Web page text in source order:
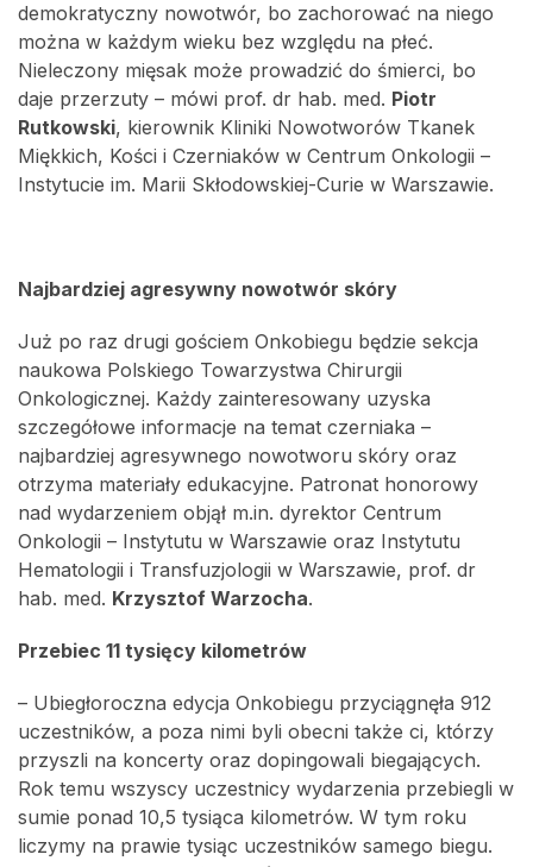
demokratyczny nowotwór, bo zachorować na niego
można w każdym wieku bez względu na płeć.
Nieleczony mięsak może prowadzić do śmierci, bo
daje przerzuty – mówi prof. dr hab. med. Piotr
Rutkowski, kierownik Kliniki Nowotworów Tkanek
Miękkich, Kości i Czerniaków w Centrum Onkologii –
Instytucie im. Marii Skłodowskiej-Curie w Warszawie.
Najbardziej agresywny nowotwór skóry
Już po raz drugi gościem Onkobiegu będzie sekcja
naukowa Polskiego Towarzystwa Chirurgii
Onkologicznej. Każdy zainteresowany uzyska
szczegółowe informacje na temat czerniaka –
najbardziej agresywnego nowotworu skóry oraz
otrzyma materiały edukacyjne. Patronat honorowy
nad wydarzeniem objął m.in. dyrektor Centrum
Onkologii – Instytutu w Warszawie oraz Instytutu
Hematologii i Transfuzjologii w Warszawie, prof. dr
hab. med. Krzysztof Warzocha.
Przebiec 11 tysięcy kilometrów
– Ubiegłoroczna edycja Onkobiegu przyciągnęła 912
uczestników, a poza nimi byli obecni także ci, którzy
przyszli na koncerty oraz dopingowali biegających.
Rok temu wszyscy uczestnicy wydarzenia przebiegli w
sumie ponad 10,5 tysiąca kilometrów. W tym roku
liczymy na prawie tysiąc uczestników samego biegu.